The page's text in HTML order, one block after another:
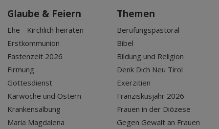
Glaube & Feiern
Ehe - Kirchlich heiraten
Erstkommunion
Fastenzeit 2026
Firmung
Gottesdienst
Karwoche und Ostern
Krankensalbung
Maria Magdalena
Themen
Berufungspastoral
Bibel
Bildung und Religion
Denk Dich Neu Tirol
Exerzitien
Franziskusjahr 2026
Frauen in der Diözese
Gegen Gewalt an Frauen